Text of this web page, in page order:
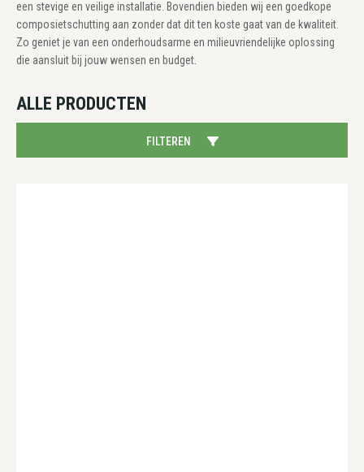
een stevige en veilige installatie. Bovendien bieden wij een goedkope
composietschutting aan zonder dat dit ten koste gaat van de kwaliteit.
Zo geniet je van een onderhoudsarme en milieuvriendelijke oplossing
die aansluit bij jouw wensen en budget.
ALLE PRODUCTEN
FILTEREN